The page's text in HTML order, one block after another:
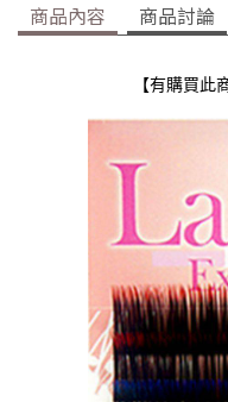
商品內容 商品討論
【有購買此